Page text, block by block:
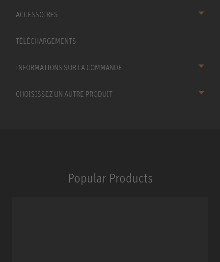
ACCESSOIRES
TÉLÉCHARGEMENTS
INFORMATIONS SUR LA COMMANDE
CHOISISSEZ UN AUTRE PRODUIT
Popular Products